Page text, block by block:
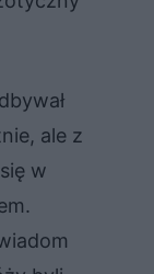
ale z
w